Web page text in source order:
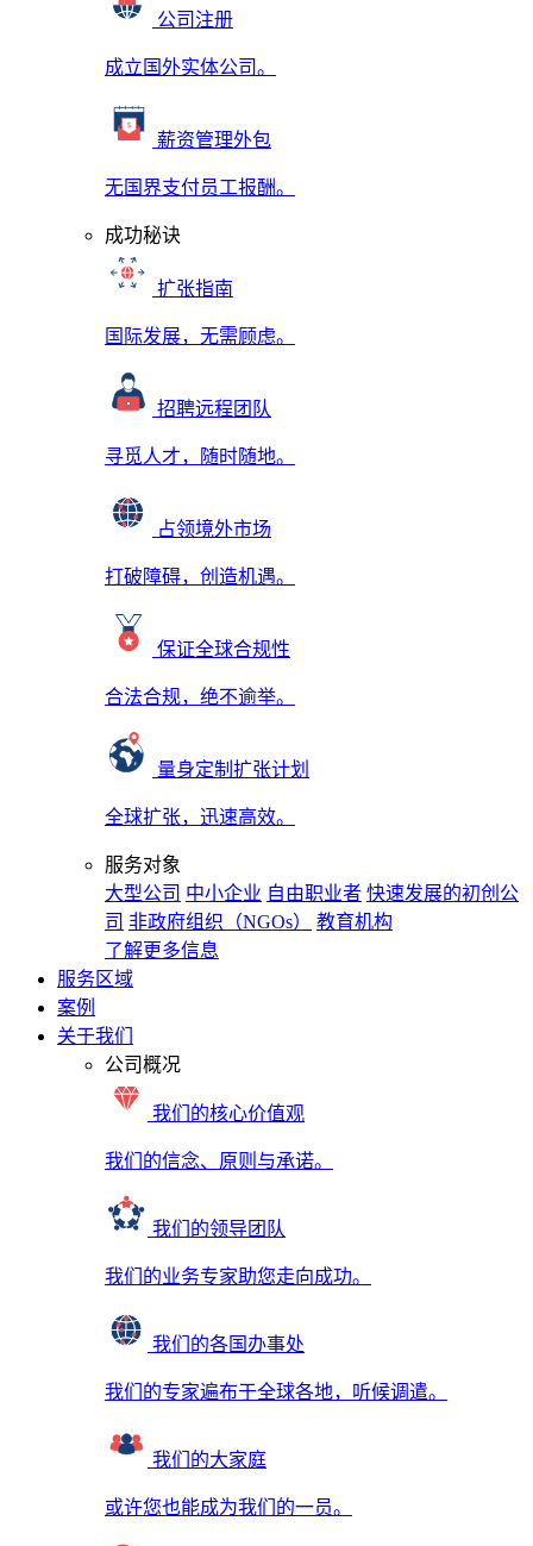
公司注册
成立国外实体公司。
薪资管理外包
无国界支付员工报酬。
成功秘诀
扩张指南
国际发展，无需顾虑。
招聘远程团队
寻觅人才，随时随地。
占领境外市场
打破障碍，创造机遇。
保证全球合规性
合法合规，绝不逾举。
量身定制扩张计划
全球扩张，迅速高效。
服务对象
大型公司 中小企业 自由职业者 快速发展的初创公
司 非政府组织（NGOs）
教育机构
了解更多信息
服务区域
案例
关于我们
公司概况
我们的核心价值观
我们的信念、原则与承诺。
我们的领导团队
我们的业务专家助您走向成功。
我们的各国办事处
我们的专家遍布于全球各地，听候调遣。
我们的大家庭
或许您也能成为我们的一员。